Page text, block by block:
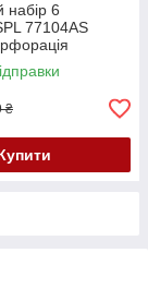
набір 6
77104AS
₴